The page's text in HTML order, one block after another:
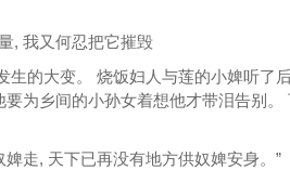
, 我又何忍把它摧毁
生的大变。 烧饭妇人与莲的小婢听了
为乡间的小孙女着想他才带泪告别
婢走, 天下已再没有地方供奴婢安身。”